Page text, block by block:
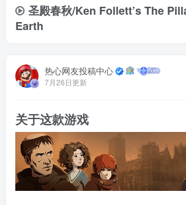
圣殿春秋/Ken Follett’s The
Earth
热心网友投稿中心
7月26日更新
关于这款游戏